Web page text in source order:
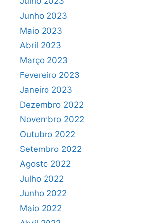
Junho 2023
Maio 2023
Abril 2023
Março 2023
Fevereiro 2023
Janeiro 2023
Dezembro 2022
Novembro 2022
Outubro 2022
Setembro 2022
Agosto 2022
Julho 2022
Junho 2022
Maio 2022